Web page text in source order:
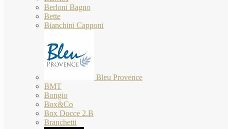
Berloni Bagno
Bette
Bianchini Capponi
Bleu Provence
BMT
Bongio
Box&Co
Box Docce 2.B
Branchetti